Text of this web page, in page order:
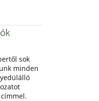
sok
minden